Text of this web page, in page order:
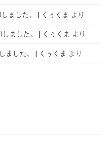
ました。 | くぅくま より
ました。 | くぅくま より
ました。 | くぅくま より